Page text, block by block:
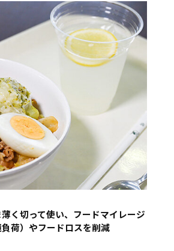
く切って使い、フードマイレージ
負荷）やフードロスを削減